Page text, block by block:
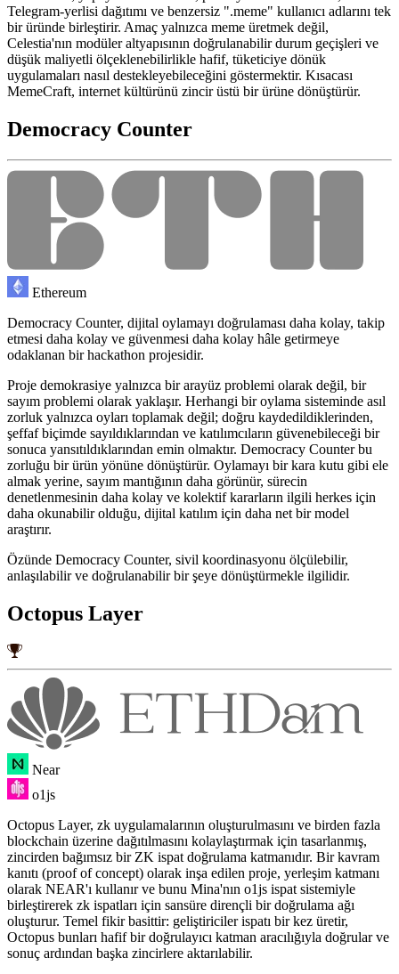
Telegram-yerlisi dağıtımı ve benzersiz ".meme" kullanıcı adlarını tek
bir üründe birleştirir. Amaç yalnızca meme üretmek değil,
Celestia'nın modüler altyapısının doğrulanabilir durum geçişleri ve
düşük maliyetli ölçeklenebilirlikle hafif, tüketiciye dönük
uygulamaları nasıl destekleyebileceğini göstermektir. Kısacası
MemeCraft, internet kültürünü zincir üstü bir ürüne dönüştürür.
Democracy Counter
Ethereum
Democracy Counter, dijital oylamayı doğrulaması daha kolay, takip
etmesi daha kolay ve güvenmesi daha kolay hâle getirmeye
odaklanan bir hackathon projesidir.
Proje demokrasiye yalnızca bir arayüz problemi olarak değil, bir
sayım problemi olarak yaklaşır. Herhangi bir oylama sisteminde asıl
zorluk yalnızca oyları toplamak değil; doğru kaydedildiklerinden,
şeffaf biçimde sayıldıklarından ve katılımcıların güvenebileceği bir
sonuca yansıtıldıklarından emin olmaktır. Democracy Counter bu
zorluğu bir ürün yönüne dönüştürür. Oylamayı bir kara kutu gibi ele
almak yerine, sayım mantığının daha görünür, sürecin
denetlenmesinin daha kolay ve kolektif kararların ilgili herkes için
daha okunabilir olduğu, dijital katılım için daha net bir model
araştırır.
Özünde Democracy Counter, sivil koordinasyonu ölçülebilir,
anlaşılabilir ve doğrulanabilir bir şeye dönüştürmekle ilgilidir.
Octopus Layer
Near
o1js
Octopus Layer, zk uygulamalarının oluşturulmasını ve birden fazla
blockchain üzerine dağıtılmasını kolaylaştırmak için tasarlanmış,
zincirden bağımsız bir ZK ispat doğrulama katmanıdır. Bir kavram
kanıtı (proof of concept) olarak inşa edilen proje, yerleşim katmanı
olarak NEAR'ı kullanır ve bunu Mina'nın o1js ispat sistemiyle
birleştirerek zk ispatları için sansüre dirençli bir doğrulama ağı
oluşturur. Temel fikir basittir: geliştiriciler ispatı bir kez üretir,
Octopus bunları hafif bir doğrulayıcı katman aracılığıyla doğrular ve
sonuç ardından başka zincirlere aktarılabilir.